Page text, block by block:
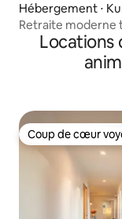
Hébergement ⋅
Retraite moderne
Locations
Coup de cœur
Coup de cœur